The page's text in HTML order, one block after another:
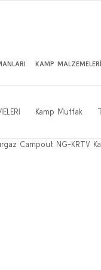
KAMP MALZEMELERİ
Kamp Mutfak